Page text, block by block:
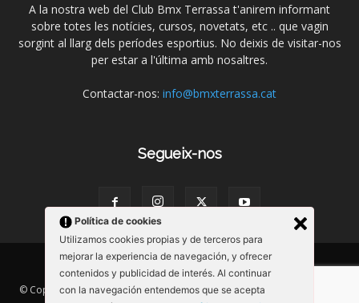
A la nostra web del Club Bmx Terrassa t'anirem informant
sobre totes les notícies, cursos, novetats, etc .. que vagin
sorgint al llarg dels períodes esportius. No deixis de visitar-nos
per estar a l'última amb nosaltres.
Contactar-nos: info@bmxterrassa.cat
Segueix-nos
Historia
© Copyright 2017 - 2018 | Todos los derechos reservados | Club Bmx
Política de cookies
Utilizamos cookies propias y de terceros para
mejorar la experiencia de navegación, y ofrecer
contenidos y publicidad de interés. Al continuar
con la navegación entendemos que se acepta